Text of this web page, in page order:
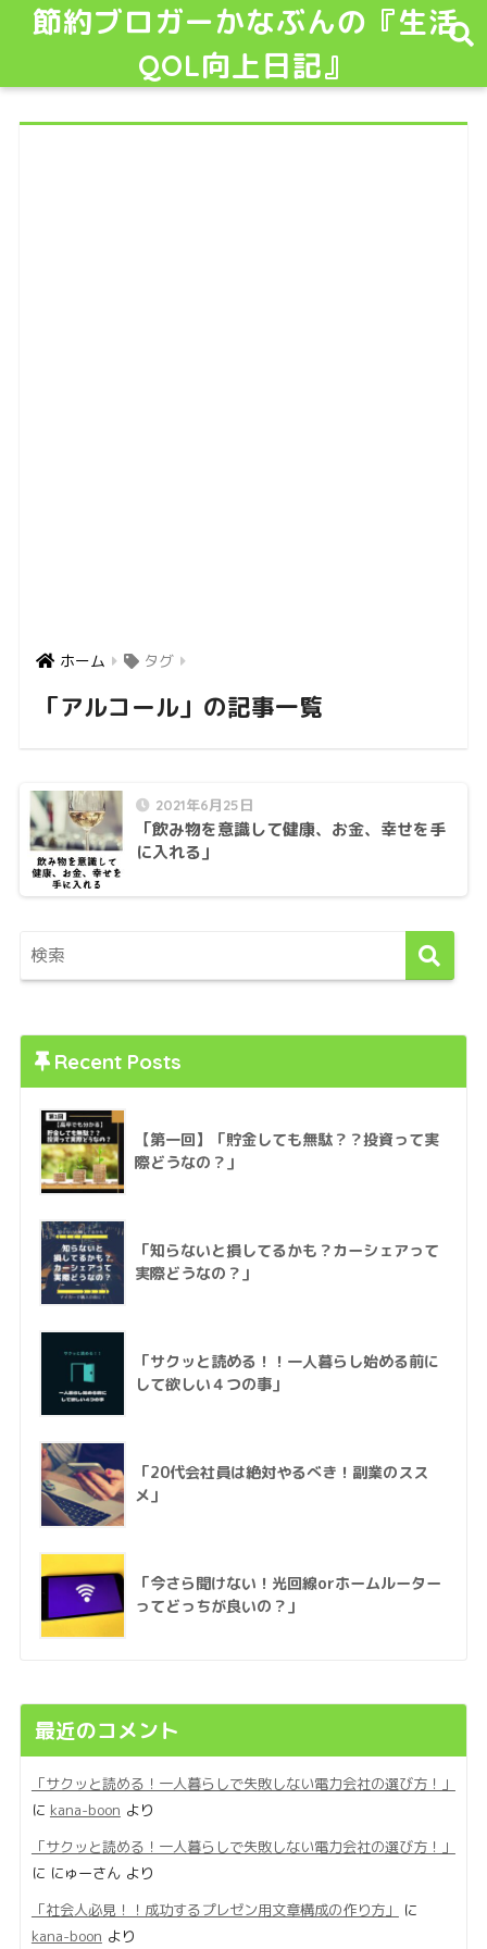
節約ブロガーかなぶんの『生活
QOL向上日記』
ホーム タグ
「アルコール」の記事一覧
2021年6月25日
「飲み物を意識して健康、お金、幸せを手
に入れる」
Recent Posts
【第一回】「貯金しても無駄？？投資って実
際どうなの？」
「知らないと損してるかも？カーシェアって
実際どうなの？」
「サクッと読める！！一人暮らし始める前に
して欲しい４つの事」
「20代会社員は絶対やるべき！副業のスス
メ」
「今さら聞けない！光回線orホームルーター
ってどっちが良いの？」
最近のコメント
「サクッと読める！一人暮らしで失敗しない電力会社の選び方！」
に kana-boon より
「サクッと読める！一人暮らしで失敗しない電力会社の選び方！」
に にゅーさんより
「社会人必見！！成功するプレゼン用文章構成の作り方」
に
kana-boon より